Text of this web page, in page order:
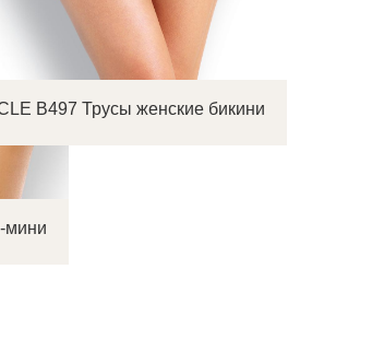
мини
B497 Трусы женские бикини